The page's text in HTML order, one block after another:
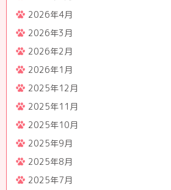
2026年4月
2026年3月
2026年2月
2026年1月
2025年12月
2025年11月
2025年10月
2025年9月
2025年8月
2025年7月